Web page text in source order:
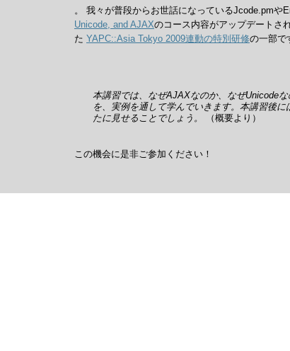
。 我々が普段からお世話になっているJcode.pmや
Unicode, and AJAXのコース内容がアップデートさ
た YAPC::Asia Tokyo 2009連動の特別研修の一部で
本講習では、なぜAJAXなのか、なぜUnicode
を、実例を通して学んでいきます。本講習後
たに見せることでしょう。
（概要より）
この機会に是非ご参加ください！